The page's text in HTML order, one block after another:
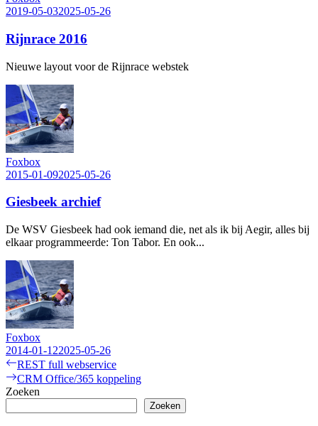
2019-05-032025-05-26
Rijnrace 2016
Nieuwe layout voor de Rijnrace webstek
Foxbox
2015-01-092025-05-26
Giesbeek archief
De WSV Giesbeek had ook iemand die, net als ik bij Aegir, alles bij
elkaar programmeerde: Ton Tabor. En ook...
Foxbox
2014-01-122025-05-26
Bericht
navigatie
Previous
post:
REST full webservice
Next
post:
CRM Office/365 koppeling
Zoeken
Zoeken